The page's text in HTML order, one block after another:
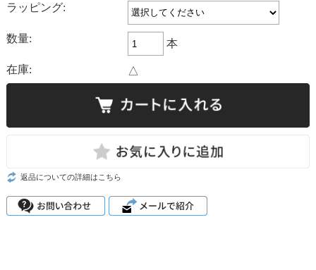
ラッピング:
数量: 本
在庫: △
返品についての詳細はこちら